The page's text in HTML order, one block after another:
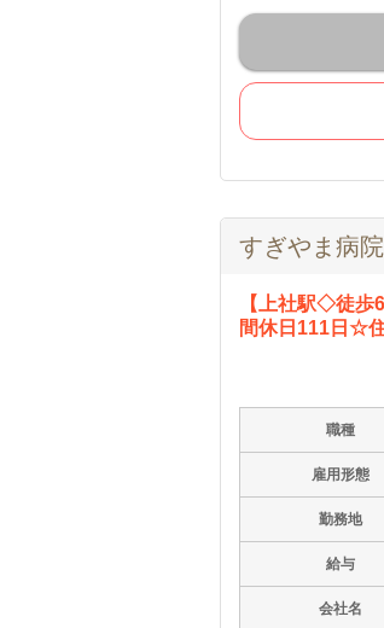
すぎやま病院
【上社駅◇徒
間休日111日☆
職種
雇用形態
勤務地
給与
会社名